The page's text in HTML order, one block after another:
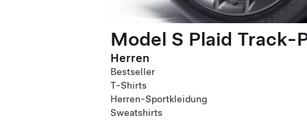
Model S Plaid Track-
Herren
Bestseller
T-Shirts
Herren-Sportkleidung
Sweatshirts